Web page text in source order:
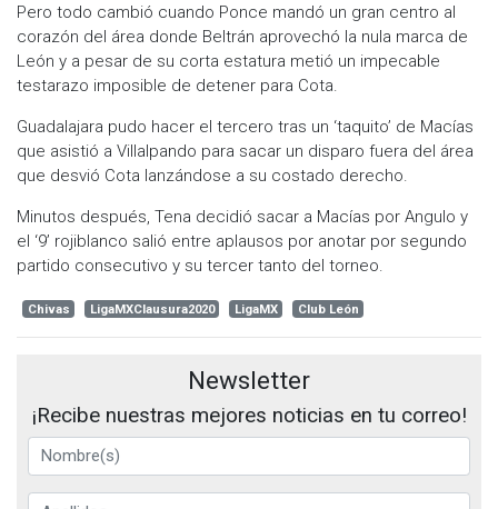
Pero todo cambió cuando Ponce mandó un gran centro al
corazón del área donde Beltrán aprovechó la nula marca de
León y a pesar de su corta estatura metió un impecable
testarazo imposible de detener para Cota.
Guadalajara pudo hacer el tercero tras un ‘taquito’ de Macías
que asistió a Villalpando para sacar un disparo fuera del área
que desvió Cota lanzándose a su costado derecho.
Minutos después, Tena decidió sacar a Macías por Angulo y
el ‘9’ rojiblanco salió entre aplausos por anotar por segundo
partido consecutivo y su tercer tanto del torneo.
Chivas LigaMXClausura2020 LigaMX Club León
Newsletter
¡Recibe nuestras mejores noticias en tu correo!